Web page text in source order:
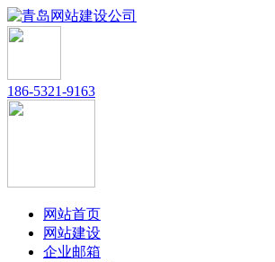
186-5321-9163
网站首页
网站建设
企业邮箱